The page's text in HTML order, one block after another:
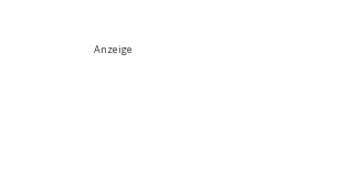
Anzeige